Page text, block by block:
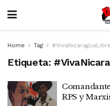
Home Tag
Etiqueta:
RPS y